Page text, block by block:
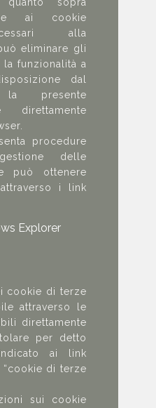
ai cookie
alla
eliminare gli
la funzionalità a
dal
la presente
direttamente
procedure
delle
può ottenere
i link
Explorer
cookie di terze
attraverso le
direttamente
per detto
ai link
“cookie di terze
sui cookie